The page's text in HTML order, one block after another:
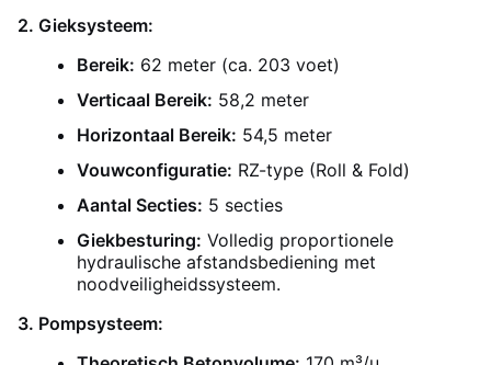
2. Gieksysteem:
Bereik: 62 meter (ca. 203 voet)
Verticaal Bereik: 58,2 meter
Horizontaal Bereik: 54,5 meter
Vouwconfiguratie: RZ-type (Roll & Fold)
Aantal Secties: 5 secties
Giekbesturing: Volledig proportionele
hydraulische afstandsbediening met
noodveiligheidssysteem.
3. Pompsysteem: